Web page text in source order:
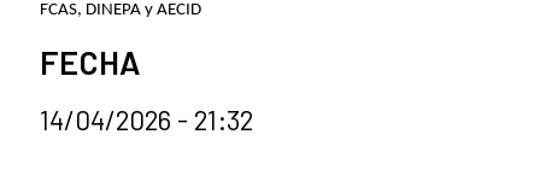
FCAS, DINEPA y AECID
FECHA
14/04/2026 - 21:32